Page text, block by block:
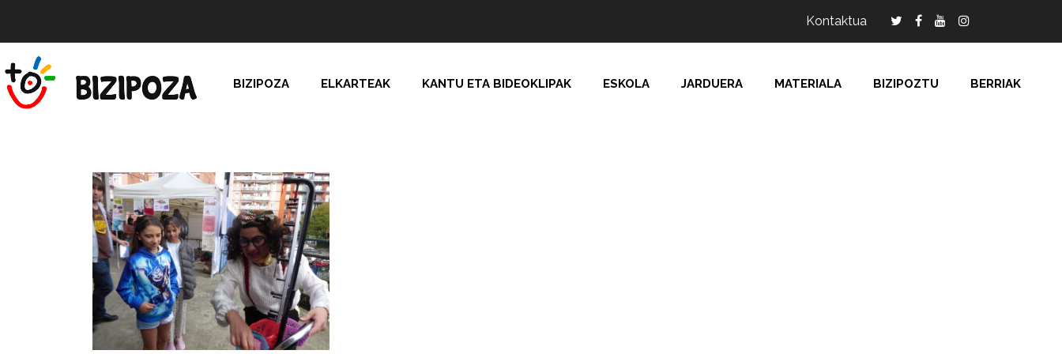
Kontaktua
BIZIPOZA ELKARTEAK KANTU ETA BIDEOKLIPAK ESKOLA JARDUERA MATERIALA BIZIPOZTU BERRIAK